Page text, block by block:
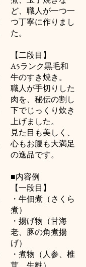
ど、職人が一つ一
つ丁寧に作りまし
た。
【二段目】
A5ランク黒毛和
牛のすき焼き。
職人が手切りした
肉を、秘伝の割し
下でじっくり炊き
上げました。
見た目も美しく、
心もお腹も大満足
の逸品です。
■内容例
【一段目】
・牛佃煮（さくら
煮）
・揚げ物（甘海
老、豚の角煮揚
げ）
・煮物（人参、椎